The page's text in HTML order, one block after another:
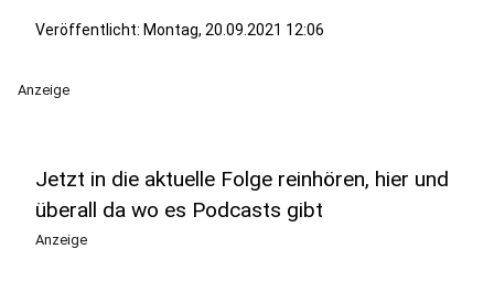
Veröffentlicht: Montag, 20.09.2021 12:06
Anzeige
Jetzt in die aktuelle Folge reinhören, hier und
überall da wo es Podcasts gibt
Anzeige